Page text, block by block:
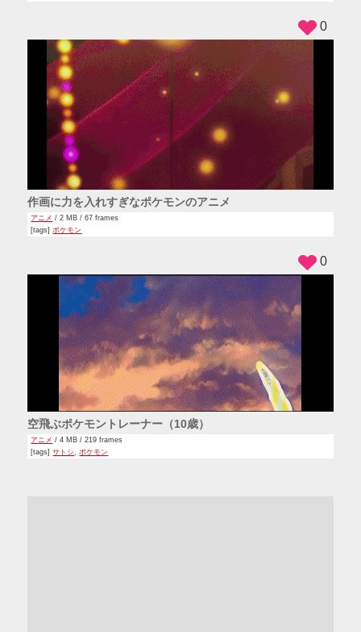
作画に力を入れすぎなポケモンのアニメ
アニメ / 2 MB / 67 frames
[tags] ポケモン
0
空飛ぶポケモントレーナー（10歳）
アニメ / 4 MB / 219 frames
[tags]サトシ,ポケモン
0